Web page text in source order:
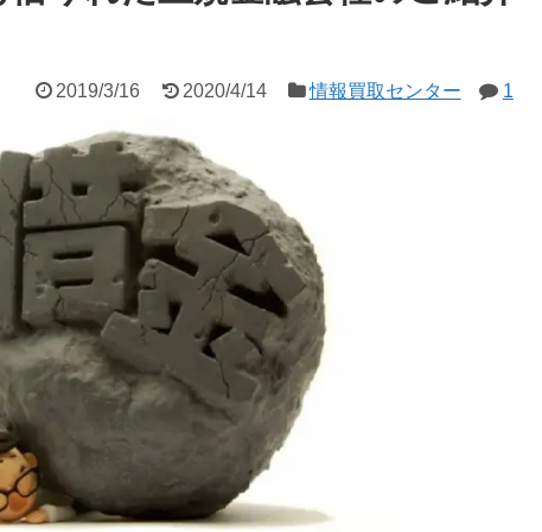
2019/3/16 2020/4/14 情報買取センター 1